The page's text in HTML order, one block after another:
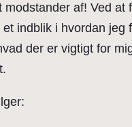
af! Ved at
indblik i hvordan jeg
der er vigtigt for